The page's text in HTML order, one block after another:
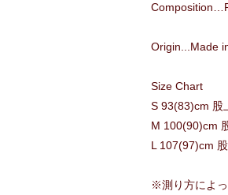
Origin...Made
Size Chart
S 93(83)cm 股
M 100(90)cm
L 107(97)cm
※測り方によっ